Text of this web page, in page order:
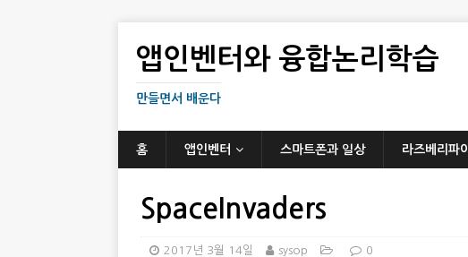
앱인벤터와 융합논리학습
만들면서 배운다
홈 앱인벤터 스마트폰과 일상 라즈베리파이
SpaceInvaders
2017년 3월 14일 sysop 0